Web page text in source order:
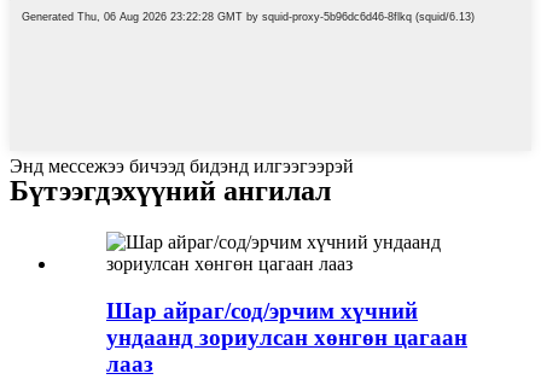
Энд мессежээ бичээд бидэнд илгээгээрэй
Бүтээгдэхүүний ангилал
Шар айраг/сод/эрчим хүчний
ундаанд зориулсан хөнгөн цагаан
лааз